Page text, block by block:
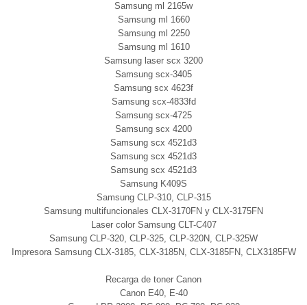
Samsung ml 2165w
Samsung ml 1660
Samsung ml 2250
Samsung ml 1610
Samsung laser scx 3200
Samsung scx-3405
Samsung scx 4623f
Samsung scx-4833fd
Samsung scx-4725
Samsung scx 4200
Samsung scx 4521d3
Samsung scx 4521d3
Samsung scx 4521d3
Samsung K409S
Samsung CLP-310, CLP-315
Samsung multifuncionales CLX-3170FN y CLX-3175FN
Laser color Samsung CLT-C407
Samsung CLP-320, CLP-325, CLP-320N, CLP-325W
Impresora Samsung CLX-3185, CLX-3185N, CLX-3185FN, CLX3185FW
Recarga de toner Canon
Canon E40, E-40